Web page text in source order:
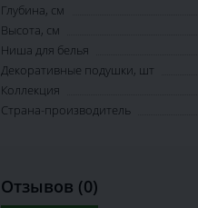
Глубина, см
Высота, см
Ниша для белья
Декоративные подушки, шт
Коллекция
Страна-производитель
Отзывов (0)